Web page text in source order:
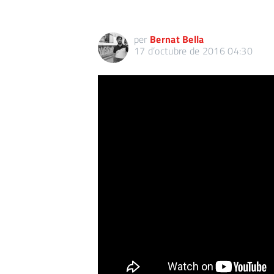
per Bernat Bella
17 d’octubre de 2016 04:30